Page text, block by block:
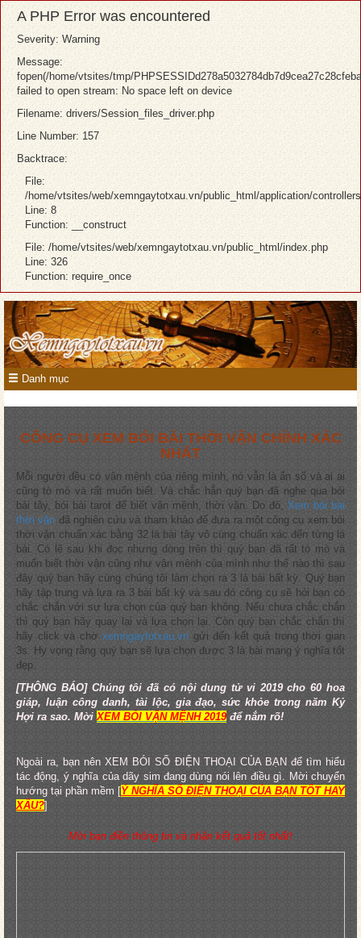
A PHP Error was encountered
Severity: Warning
Message:
fopen(/home/vtsites/tmp/
failed to open stream: No space left on device
Filename: drivers/Session_files_driver.php
Line Number: 157
Backtrace:
File:
/home/vtsites/web/xemngaytotxau.vn/public_html/application/
Line: 8
Function: __construct
File: /home/vtsites/web/xemngaytotxau.vn/public_html/index.php
Line: 326
Function: require_once
Danh mục
CÔNG CỤ XEM BÓI BÀI THỜI VẬN CHÍNH XÁC
NHẤT
Mỗi người đều có vận mệnh của riêng mình, nó vẫn là ẩn số và ai ai
cũng tò mò và rất muốn biết. Và chắc hẳn quý bạn đã nghe qua bói
bài tây, bói bài tarot để biết vận mệnh, thời vận. Do đó, Xem bói bài
thời vận đã nghiên cứu và tham khảo để đưa ra một công cụ xem bói
thời vận chuẩn xác bằng 32 lá bài tây vô cùng chuẩn xác đến từng lá
bài. Có lẽ sau khi đọc nhưng dòng trên thì quý bạn đã rất tò mò và
muốn biết thời vận cũng như vận mệnh của mình như thế nào thì sau
đây quý bạn hãy cùng chúng tôi làm chọn ra 3 lá bài bất kỳ. Quý bạn
hãy tập trung và lựa ra 3 bài bất kỳ và sau đó công cụ sẽ hỏi bạn có
chắc chắn với sự lựa chọn của quý bạn không. Nếu chưa chắc chắn
thì quý bạn hãy quay lại và lựa chọn lại. Còn quý bạn chắc chắn thì
hãy click và chờxemngaytotxau.vn gửi đến kết quả trong thời gian
3s. Hy vọng rằng quý bạn sẽ lựa chọn được 3 lá bài mang ý nghĩa tốt
đẹp.
[THÔNG BÁO] Chúng tôi đã có nội dung tử vi 2019 cho 60 hoa
giáp, luận công danh, tài lộc, gia đạo, sức khỏe trong năm Kỷ
Hợi ra sao. MờiXEM BÓI VẬN MỆNH 2019để nắm rõ!
Ngoài ra, bạn nên XEM BÓI SỐ ĐIỆN THOẠI CỦA BẠN để tìm hiểu
tác động, ý nghĩa của dãy sim đang dùng nói lên điều gì. Mời chuyển
hướng tại phần mềm [Ý NGHĨA SỐ ĐIỆN THOẠI CỦA BẠN TỐT HAY
XẤU?]
Mời bạn điền thông tin và nhận kết quả tốt nhất!